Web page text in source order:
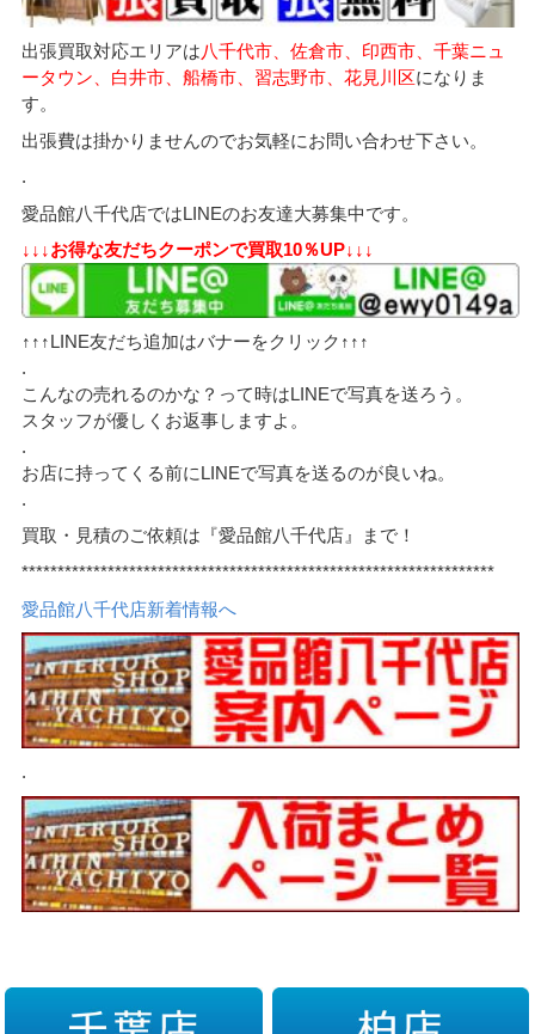
出張買取対応エリアは八千代市、佐倉市、印西市、千葉ニュ
ータウン、白井市、船橋市、習志野市、花見川区になりま
す。
出張費は掛かりませんのでお気軽にお問い合わせ下さい。
.
愛品館八千代店ではLINEのお友達大募集中です。
↓↓↓お得な友だちクーポンで買取10％UP↓↓↓
↑↑↑LINE友だち追加はバナーをクリック↑↑↑
.
こんなの売れるのかな？って時はLINEで写真を送ろう。
スタッフが優しくお返事しますよ。
.
お店に持ってくる前にLINEで写真を送るのが良いね。
.
買取・見積のご依頼は『愛品館八千代店』まで！
******************************************************************
愛品館八千代店新着情報へ
.